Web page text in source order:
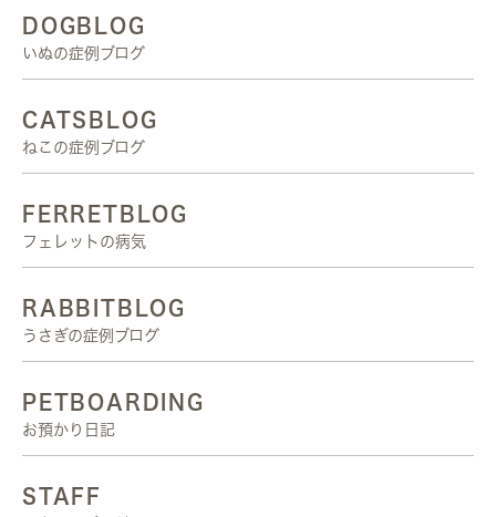
DOGBLOG
いぬの症例ブログ
CATSBLOG
ねこの症例ブログ
FERRETBLOG
フェレットの病気
RABBITBLOG
うさぎの症例ブログ
PETBOARDING
お預かり日記
STAFF